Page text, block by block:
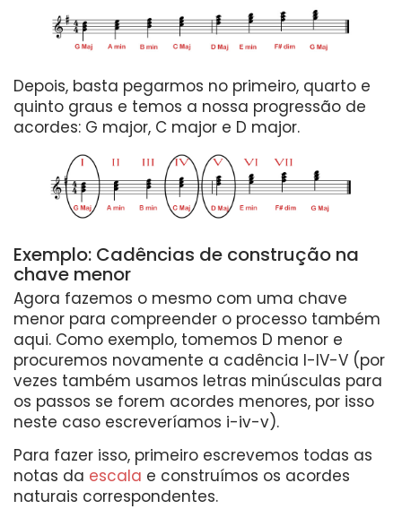
Depois, basta pegarmos no primeiro, quarto e
quinto graus e temos a nossa progressão de
acordes: G major, C major e D major.
Exemplo: Cadências de construção na
chave menor
Agora fazemos o mesmo com uma chave
menor para compreender o processo também
aqui. Como exemplo, tomemos D menor e
procuremos novamente a cadência I-IV-V (por
vezes também usamos letras minúsculas para
os passos se forem acordes menores, por isso
neste caso escreveríamos i-iv-v).
Para fazer isso, primeiro escrevemos todas as
notas da escala e construímos os acordes
naturais correspondentes.